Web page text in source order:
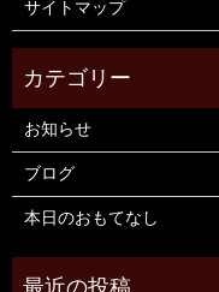
サイトマップ
お知らせ
ブログ
本日のおもてなし